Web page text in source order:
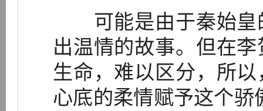
可能是由于秦始皇
出温情的故事。但在
生命，难以区分，所
心底的柔情赋予这个骄